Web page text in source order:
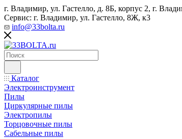
г. Владимир, ул. Гастелло, д. 8Б, корпус 2, г.
Сервис: г. Владимир, ул. Гастелло, 8Ж, к3
info@33bolta.ru
Каталог
Электроинструмент
Пилы
Циркулярные пилы
Электропилы
Торцовочные пилы
Сабельные пилы